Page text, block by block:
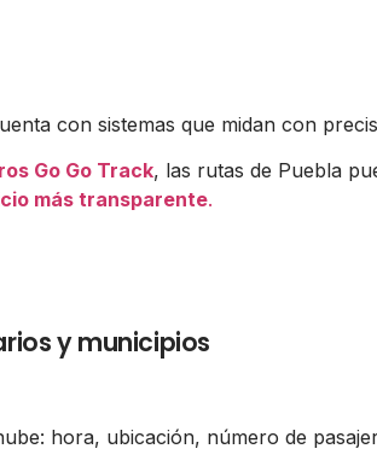
con sistemas que midan con
Go Go Track, las rutas de Puebla
más transparente.
y municipios
hora, ubicación, número de